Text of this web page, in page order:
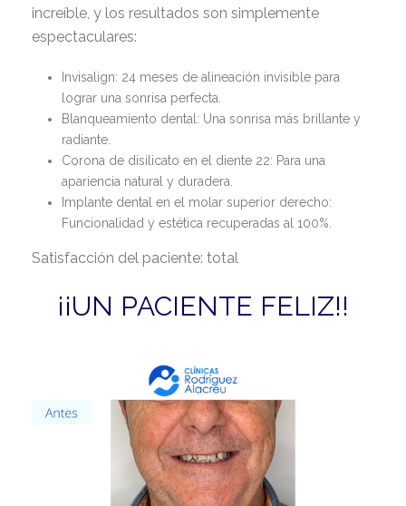
increíble, y los resultados son simplemente
espectaculares:
Invisalign: 24 meses de alineación invisible para
lograr una sonrisa perfecta.
Blanqueamiento dental: Una sonrisa más brillante y
radiante.
Corona de disilicato en el diente 22: Para una
apariencia natural y duradera.
Implante dental en el molar superior derecho:
Funcionalidad y estética recuperadas al 100%.
Satisfacción del paciente: total
¡¡UN PACIENTE FELIZ!!